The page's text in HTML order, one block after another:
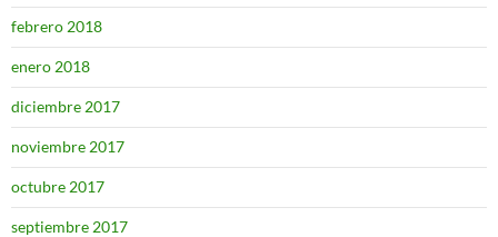
febrero 2018
enero 2018
diciembre 2017
noviembre 2017
octubre 2017
septiembre 2017